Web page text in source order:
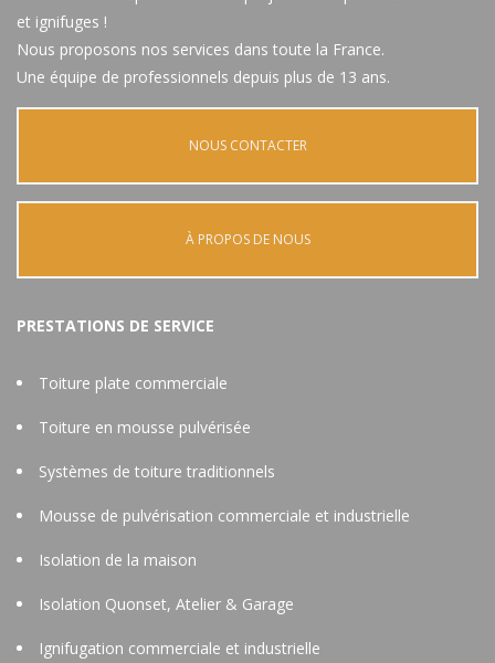
et ignifuges !
Nous proposons nos services dans toute la France.
Une équipe de professionnels depuis plus de 13 ans.
NOUS CONTACTER
À PROPOS DE NOUS
PRESTATIONS DE SERVICE
Toiture plate commerciale
Toiture en mousse pulvérisée
Systèmes de toiture traditionnels
Mousse de pulvérisation commerciale et industrielle
Isolation de la maison
Isolation Quonset, Atelier & Garage
Ignifugation commerciale et industrielle